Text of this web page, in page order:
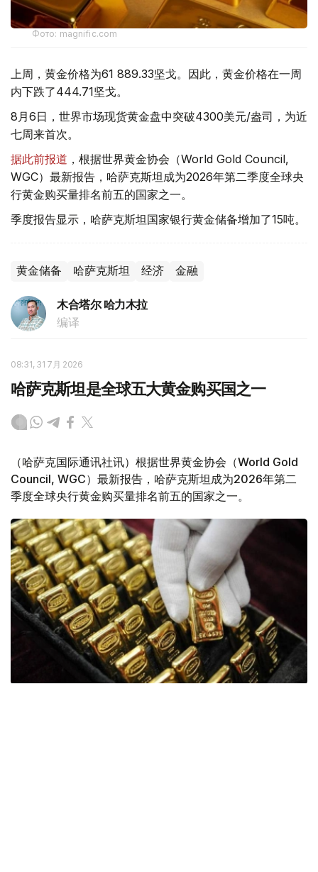
Фото: magnific.com
上周，黄金价格为61 889.33坚戈。因此，黄金价格在一周
内下跌了444.71坚戈。
8月6日，世界市场现货黄金盘中突破4300美元/盎司，为近
七周来首次。
据此前报道 ，根据世界黄金协会（World Gold Council,
WGC）最新报告，哈萨克斯坦成为2026年第二季度全球央
行黄金购买量排名前五的国家之一。
季度报告显示，哈萨克斯坦国家银行黄金储备增加了15吨。
黄金储备 哈萨克斯坦 经济 金融
木合塔尔 哈力木拉
编译
08:31, 31 7月 2026
哈萨克斯坦是全球五大黄金购买国之一
（哈萨克国际通讯社讯）根据世界黄金协会（World Gold
Council, WGC）最新报告，哈萨克斯坦成为2026年第二
季度全球央行黄金购买量排名前五的国家之一。